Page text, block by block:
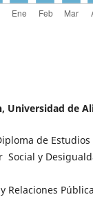
Universidad de
de
Social y
Relaciones